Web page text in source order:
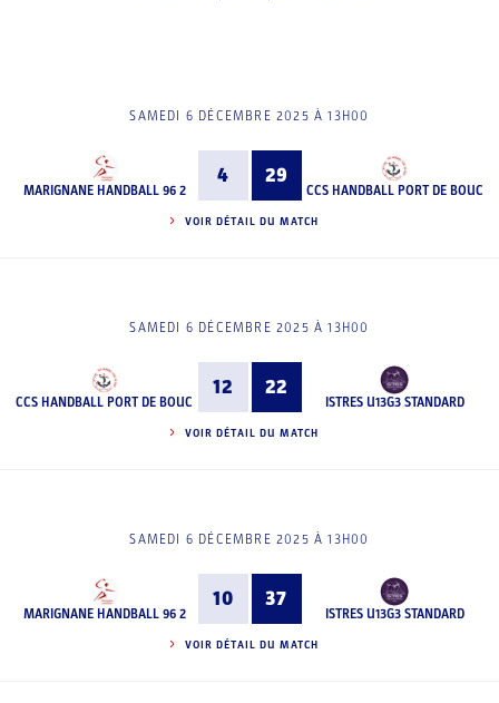
SAMEDI 6 DÉCEMBRE 2025 À 13H00
MARIGNANE HANDBALL 96 2
4 29
CCS HANDBALL PORT DE BOUC
VOIR DÉTAIL DU MATCH
SAMEDI 6 DÉCEMBRE 2025 À 13H00
CCS HANDBALL PORT DE BOUC
12 22
ISTRES U13G3 STANDARD
VOIR DÉTAIL DU MATCH
SAMEDI 6 DÉCEMBRE 2025 À 13H00
MARIGNANE HANDBALL 96 2
10 37
ISTRES U13G3 STANDARD
VOIR DÉTAIL DU MATCH